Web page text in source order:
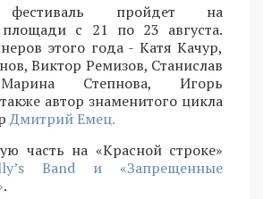
пройдет на
площади с 21 по 23 августа.
этого года - Катя Качур,
Виктор Ремизов, Станислав
Степнова, Игорь
автор знаменитого цикла
Дмитрий Емец.
часть на «Красной строке»
Band и «Запрещенные
.